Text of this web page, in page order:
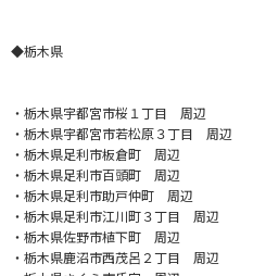
◆栃木県
・栃木県宇都宮市桜１丁目 周辺
・栃木県宇都宮市若松原３丁目 周辺
・栃木県足利市板倉町 周辺
・栃木県足利市百頭町 周辺
・栃木県足利市助戸仲町 周辺
・栃木県足利市江川町３丁目 周辺
・栃木県佐野市植下町 周辺
・栃木県鹿沼市西茂呂２丁目 周辺